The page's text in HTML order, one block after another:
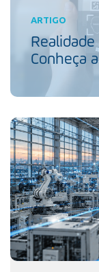
ARTIGO
Conheça